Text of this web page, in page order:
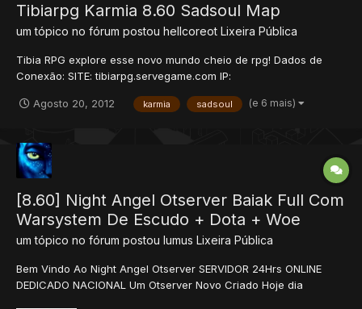
Tibiarpg Karmia 8.60 Sadsoul Map
um tópico no fórum postou hellcoreot Lixeira Pública
Tibia RPG explore esse novo mundo cheio de rpg! Dados de
Conexão: SITE: tibiarpg.servegame.com IP:
Quests Global 100% - Updates constantes para melhor diversão
Agosto 20, 2012 karmia sadsoul (e 6 mais)
[8.60] Night Angel Otserver Baiak Full Com
Warsystem De Escudo + Dota + Woe
um tópico no fórum postou Iumus Lixeira Pública
Bem Vindo Ao Night Angel Otserver SERVIDOR 24Hrs ONLINE
DEDICADO NACIONAL Um Otserver Novo Criado Hoje dia